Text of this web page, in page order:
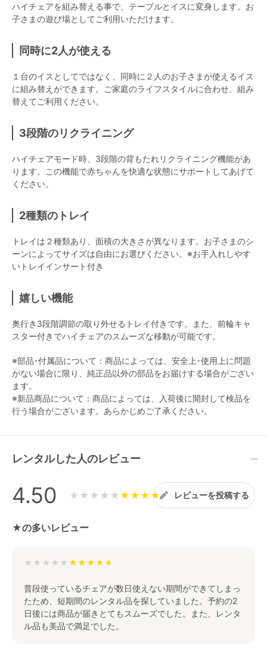
ハイチェアを組み替える事で、テーブルとイスに変身します。お
子さまの遊び場としてご利用いただけます。
同時に2人が使える
１台のイスとしてではなく、同時に２人のお子さまが使えるイス
に組み替えができます。ご家庭のライフスタイルに合わせ、組み
替えてご利用ください。
3段階のリクライニング
ハイチェアモード時、3段階の背もたれリクライニング機能があ
ります。この機能で赤ちゃんを快適な状態にサポートしてあげて
ください。
2種類のトレイ
トレイは２種類あり、面積の大きさが異なります。お子さまのシ
ーンによってサイズは自由にお選びください。※お手入れしやす
いトレイインサート付き
嬉しい機能
奥行き3段階調節の取り外せるトレイ付きです。また、前輪キャ
スター付きでハイチェアのスムーズな移動が可能です。
※部品･付属品について：商品によっては、安全上･使用上に問題
がない場合に限り、純正品以外の部品をお届けする場合がござい
ます。
※新品商品について：商品によっては、入荷後に開封して検品を
行う場合がございます。あらかじめご了承ください。
レンタルした人のレビュー
4.50 ★★★★★ レビューを投稿する
★の多いレビュー
★★★★★
普段使っているチェアが数日使えない期間ができてしまっ
たため、短期間のレンタル品を探していました。予約の2
日後には商品が届きとてもスムーズでした。また、レンタ
ル品も美品で満足でした。